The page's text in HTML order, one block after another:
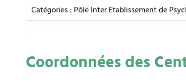
Catégories : Pôle Inter Etablissement de
Coordonnées des